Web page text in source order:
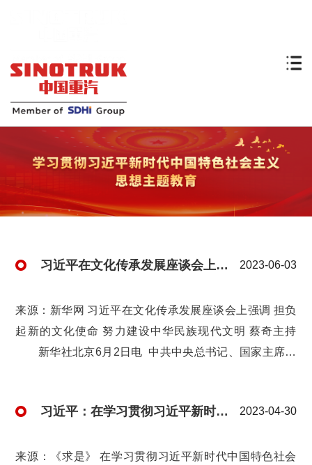
习近平在文化传承发展座谈会上强调 担负起新的文化使命 努力建设中华民族现代文明 2023-06-03
来源：新华网 习近平在文化传承发展座谈会上强调 担负
起新的文化使命 努力建设中华民族现代文明 蔡奇主持
新华社北京6月2日电 中共中央总书记、国家主席、
繁荣、建设文化强国、建设中华民族现代文明，是我们在
有为，共同努力创造属于我们这个时代的新文化，建设中
习近平：在学习贯彻习近平新时代中国特色社会主义思想主题教育工作会议上的讲话 2023-04-30
来源：《求是》 在学习贯彻习近平新时代中国特色社会